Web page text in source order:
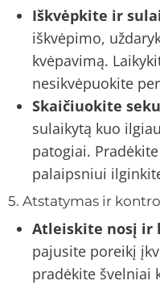
Iškvėpkite ir
iškvėpimo,
kvėpavimą.
nesikvėpuokite
Skaičiuokite
sulaikytą kuo
patogiai.
palaipsniui
5. Atstatymas ir
Atleiskite nosį ir
pajusite poreikį
pradėkite švelniai